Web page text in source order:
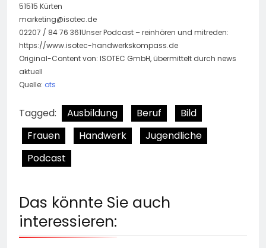
51515 Kürten
marketing@isotec.de
02207 / 84 76 361Unser Podcast – reinhören und mitreden:
https://www.isotec-handwerkskompass.de
Original-Content von: ISOTEC GmbH, übermittelt durch news
aktuell
Quelle: ots
Tagged: Ausbildung Beruf
Bild
Frauen
Handwerk
Jugendliche
Podcast
Das könnte Sie auch
interessieren: